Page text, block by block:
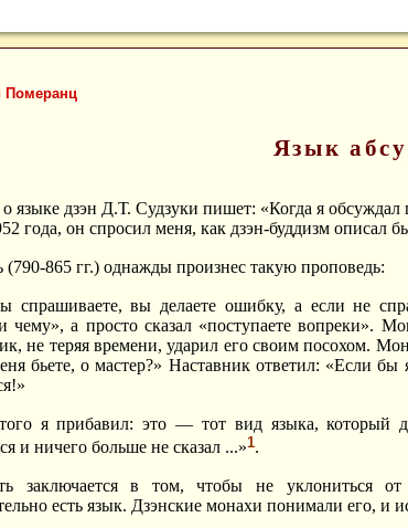
Померанц
Язык
о языке дзэн Д.Т. Судзуки пишет: «Когда я
года, он спросил меня, как дзэн-буддизм
865 гг.) однажды произнес такую проповедь:
спрашиваете, вы делаете ошибку, а если не
чему», а просто сказал «поступаете вопреки».
не теряя времени, ударил его своим посохом.
бьете, о мастер?» Наставник ответил: «Если
я прибавил: это — тот вид языка, который
и ничего больше не сказал ...»1.
заключается в том, чтобы не уклониться
есть язык. Дзэнские монахи понимали его, и